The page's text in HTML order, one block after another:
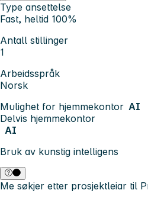
Type ansettelse
Fast, heltid 100%
Antall stillinger
1
Arbeidsspråk
Norsk
Mulighet for hjemmekontor AI
Delvis hjemmekontor
AI
Bruk av kunstig intelligens
Me søkjer etter prosjektleiar til